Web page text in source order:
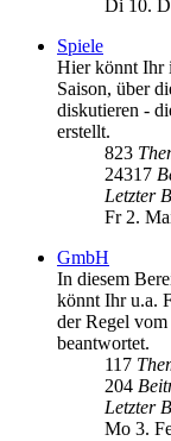
Di 10.
Spiele
Hier könnt Ihr
Saison, über
diskutieren -
erstellt.
823
24317
Letzter
Fr 2.
GmbH
In diesem
könnt Ihr u.a.
der Regel vom
beantwortet.
117
204
Letzter
Mo 3.